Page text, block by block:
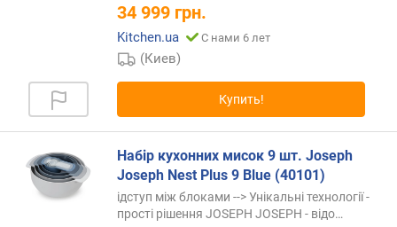
и
т
д
о
34 999 грн.
Kitchen.ua С нами 6 лет
(Киев)
Купить!
Набір кухонних мисок 9 шт. Joseph
Joseph Nest Plus 9 Blue (40101)
ідступ між блоками --> Унікальні технології -
прості рішення JOSEPH JOSEPH - відо…